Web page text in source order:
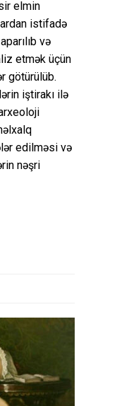
elmin
istifadə
və
etmək üçün
götürülüb.
iştirakı ilə
edilməsi və
nəşri